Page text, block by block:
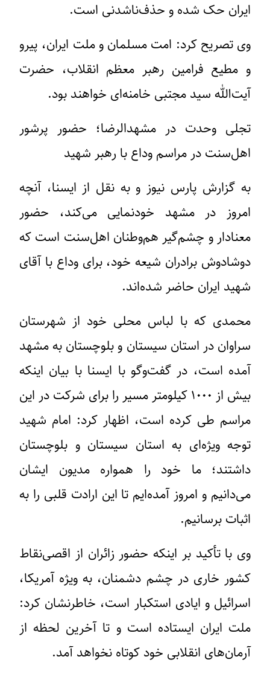
ایران حک شده و حذف‌ناشدنی است.
وی تصریح کرد: امت مسلمان و ملت ایران، پیرو
و مطیع فرامین رهبر معظم انقلاب، حضرت
آیت‌الله سید مجتبی خامنه‌ای خواهند بود.
تجلی وحدت در مشهدالرضا؛ حضور پرشور
اهل‌سنت در مراسم وداع با رهبر شهید
به گزارش پارس نیوز و به نقل از ایسنا، آنچه
امروز در مشهد خودنمایی می‌کند، حضور
معنادار و چشم‌گیر هم‌وطنان اهل‌سنت است که
دوشادوش برادران شیعه خود، برای وداع با آقای
شهید ایران حاضر شده‌اند.
محمدی که با لباس محلی خود از شهرستان
سراوان در استان سیستان و بلوچستان به مشهد
آمده است، در گفت‌وگو با ایسنا با بیان اینکه
بیش از ۱۰۰۰ کیلومتر مسیر را برای شرکت در این
مراسم طی کرده است، اظهار کرد: امام شهید
توجه ویژه‌ای به استان سیستان و بلوچستان
داشتند؛ ما خود را همواره مدیون ایشان
می‌دانیم و امروز آمده‌ایم تا این ارادت قلبی را به
اثبات برسانیم.
وی با تأکید بر اینکه حضور زائران از اقصی‌نقاط
کشور خاری در چشم دشمنان، به‌ ویژه آمریکا،
اسرائیل و ایادی استکبار است، خاطرنشان کرد:
ملت ایران ایستاده است و تا آخرین لحظه از
آرمان‌های انقلابی خود کوتاه نخواهد آمد.